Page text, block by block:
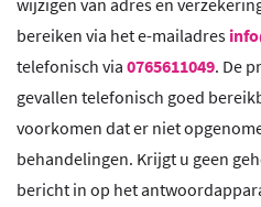
bereiken via het e-mailadres
telefonisch via 0765611049. De
gevallen telefonisch goed
voorkomen dat er niet
behandelingen. Krijgt u geen
bericht in op het